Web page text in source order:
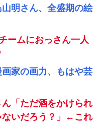
山明さん、全盛期の絵
ームにおっさん一人
画家の画力、もはや芸
ん「ただ酒をかけられ
ないだろう？」←これ